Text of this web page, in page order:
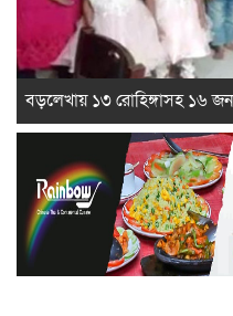
বড়লেখায় ১৩ রোহিঙ্গাসহ